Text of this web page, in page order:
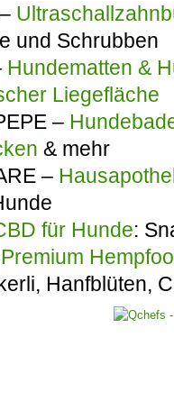
und Schrubben
Hundematten &
Liegefläche
–
& mehr
–
für Hunde:
Premium
Hanfblüten,